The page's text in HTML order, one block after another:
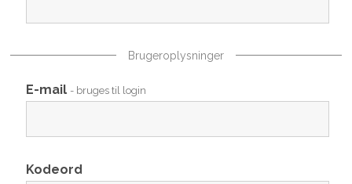
Brugeroplysninger
E-mail - bruges til login
Kodeord